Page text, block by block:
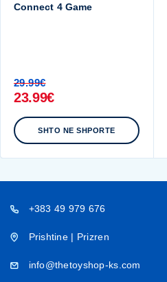
Connect 4 Game
29.99€
23.99€
SHTO NE SHPORTE
+383 49 979 676
Prishtine | Prizren
info@thetoyshop-ks.com